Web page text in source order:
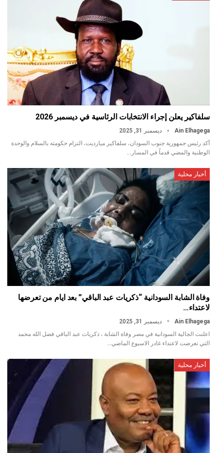
سلفاكير يعلن إجراء الانتخابات الرئاسية في ديسمبر 2026
Ain Elhagega
ديسمبر 31, 2025
أكد رئيس جمهورية جنوب السودان، سلفاكير ميارديت، التزام حكومته بالسلام والوحدة
الوطنية والمضي قدماً في المسار…
أخبار محلية
وفاة الشابة السودانية “ذكريات عبد الباقي” بعد ايام من تعرضها
لاعتداء…
Ain Elhagega
ديسمبر 31, 2025
اعلنت الجالية السودانية في مصر وفاة الشابة ، ذكريات عبد الباقي فضل الله محمد
التي تعرضت لاعتداء غادر الاسبوع الماضي…
أخبار محلية